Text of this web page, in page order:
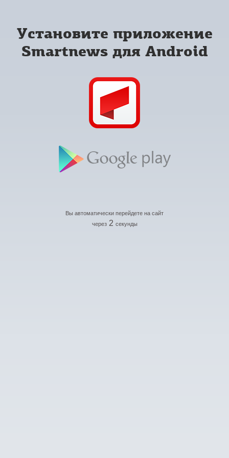
Установите приложение
Smartnews для Android
Вы автоматически перейдете на сайт
через 2 секунды